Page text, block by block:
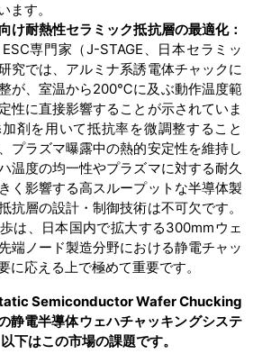
ます。
け耐熱性セラミック抵抗層の最適化：
専門家（J-STAGE、日本セラミッ
究では、アルミナ系誘電体チャックに
が、室温から200℃に及ぶ動作温度範
性に直接影響することが示されていま
剤を用いて抵抗率を微調整すること
プラズマ曝露中の熱的安定性を維持し
温度の均一性やプラズマに対する耐久
く影響する高スループットな半導体製
抗層の設計・制御技術は不可欠です。
は、日本国内で拡大する300mmウェ
端ノード製造分野における静電チャッ
に応える上で極めて重要です。
Semiconductor Wafer Chucking
電半導体ウェハチャッキングシステ
下はこの市場の課題です。